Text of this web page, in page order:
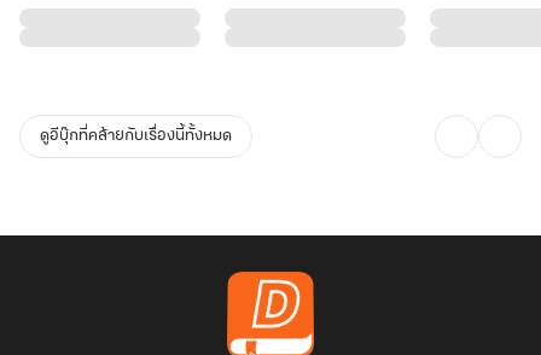
ดูอีบุ๊กที่คล้ายกับเรื่องนี้ทั้งหมด